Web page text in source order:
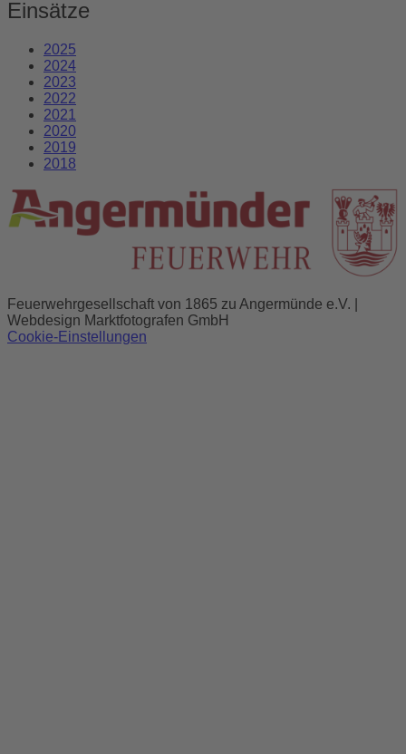
Einsätze
2025
2024
2023
2022
2021
2020
2019
2018
Feuerwehrgesellschaft von 1865 zu Angermünde e.V. |
Webdesign Marktfotografen GmbH
Cookie-Einstellungen